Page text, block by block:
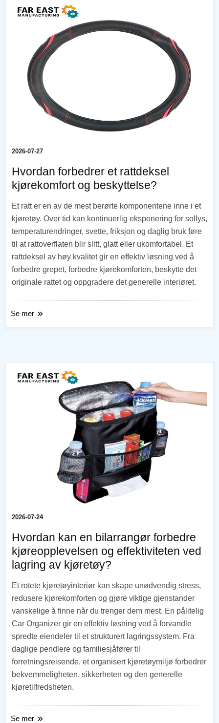
2026-07-27
Hvordan forbedrer et rattdeksel
kjørekomfort og beskyttelse?
Et ratt er en av de mest berørte komponentene inne i et
kjøretøy. Over tid kan kontinuerlig eksponering for sollys,
temperaturendringer, svette, friksjon og daglig bruk føre
til at rattoverflaten blir slitt, glatt eller ukomfortabel. Et
rattdeksel av høy kvalitet gir en effektiv løsning ved å
forbedre grepet, forbedre kjørekomforten, beskytte det
originale rattet og oppgradere det generelle interiøret.
Se mer
2026-07-24
Hvordan kan en bilarrangør forbedre
kjøreopplevelsen og effektiviteten ved
lagring av kjøretøy?
Et rotete kjøretøyinteriør kan skape unødvendig stress,
redusere kjørekomforten og gjøre viktige gjenstander
vanskelige å finne når du trenger dem mest. En pålitelig
Car Organizer gir en effektiv løsning ved å forvandle
spredte eiendeler til et strukturert lagringssystem. Fra
daglige pendlere og familiesjåfører til
forretningsreisende, et organisert kjøretøymiljø forbedrer
bekvemmeligheten, sikkerheten og den generelle
kjøretilfredsheten.
Se mer